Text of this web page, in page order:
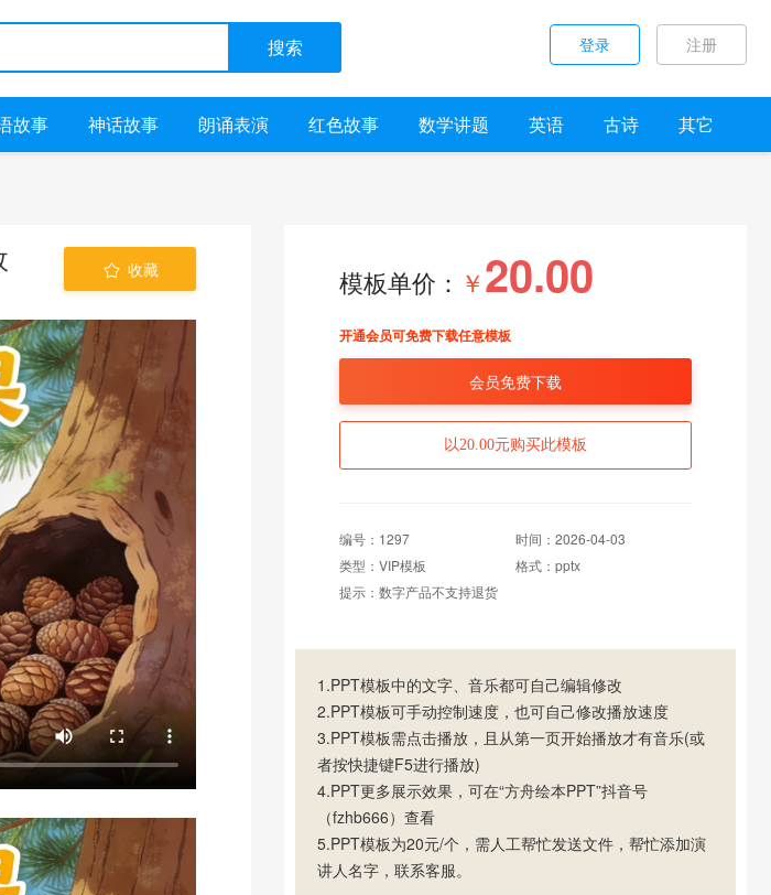
搜索 注册
登录
故事 神话故事 朗诵表演 红色故事 数学讲题 英语 古诗 其它
收藏 模板单价： ￥20.00
开通会员可免费下载任意模板
会员免费下载
以20.00元购买此模板
编号：1297
时间：2026-04-03
类型：VIP模板
格式：pptx
提示：数字产品不支持退货
1.PPT模板中的文字、音乐都可自己编辑修改
2.PPT模板可手动控制速度，也可自己修改播放速度
3.PPT模板需点击播放，且从第一页开始播放才有音乐(或
者按快捷键F5进行播放)
4.PPT更多展示效果，可在“方舟绘本PPT”抖音号
（fzhb666）查看
5.PPT模板为20元/个，需人工帮忙发送文件，帮忙添加演
讲人名字，联系客服。